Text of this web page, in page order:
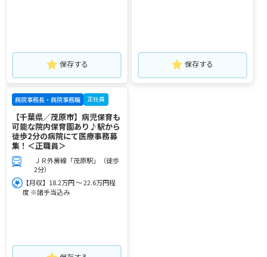
保存する 保存する
病院事務長・病院事務職 正社員
【千葉県／茂原市】病児保育も
可能な院内保育園あり♪駅から
徒歩2分の病院にて医療事務募
集！＜正職員＞
ＪＲ外房線「茂原駅」（徒歩
2分）
【月収】18.2万円 ～ 22.6万円程
度 ※諸手当込み